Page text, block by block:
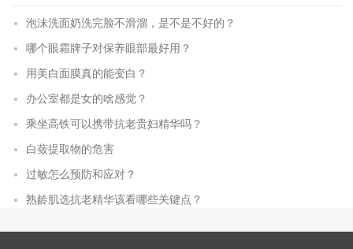
泡沫洗面奶洗完脸不滑溜，是不是不好的？
哪个眼霜牌子对保养眼部最好用？
用美白面膜真的能变白？
办公室都是女的啥感觉？
乘坐高铁可以携带抗老贵妇精华吗？
白蔹提取物的危害
过敏怎么预防和应对？
熟龄肌选抗老精华该看哪些关键点？